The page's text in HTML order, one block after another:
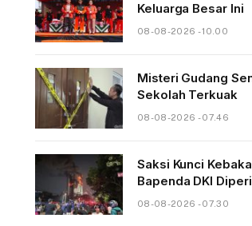
Keluarga Besar Ini
08-08-2026 - 10.00
Misteri Gudang
Sekolah Terkuak
08-08-2026 - 07.46
Saksi Kunci
Bapenda DKI
08-08-2026 - 07.30